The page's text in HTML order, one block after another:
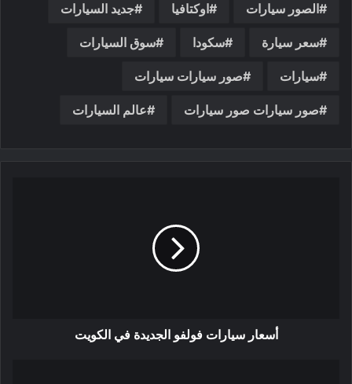
الصور سيارات اوكتافيا جديد السيارات
سعر سيارة سكودا سوق السيارات
سيارات صور سيارات سيارات
صور سيارات صور سيارات عالم السيارات
أسعار سيارات فولفو الجديدة في الكويت